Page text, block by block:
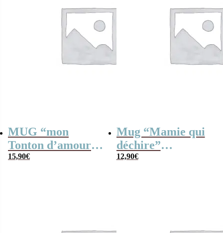
MUG “mon
Tonton d’amour ”
bonbons rétro 90 –
15,90€
Mug “Mamie qui
déchire”
personnalisable et
12,90€